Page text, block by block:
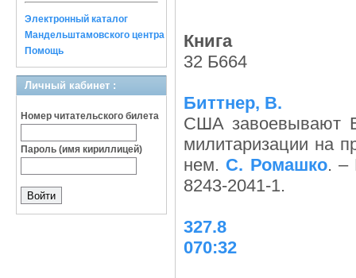
Электронный каталог
Мандельштамовского центра
Помощь
Личный кабинет :
Номер читательского билета
Пароль (имя кириллицей)
Книга
32 Б664
Биттнер, В.
США завоевывают
милитаризации на
нем. С. Ромашко. –
8243-2041-1.
327.8
070:32